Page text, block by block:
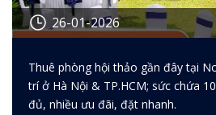
26-01-2026
Thuê phòng hội thảo
sánh giá, vị trí và
nhất
Thuê phòng hội thảo gần đây tại
trí ở Hà Nội & TP.HCM; sức chứa
đủ, nhiều ưu đãi, đặt nhanh.